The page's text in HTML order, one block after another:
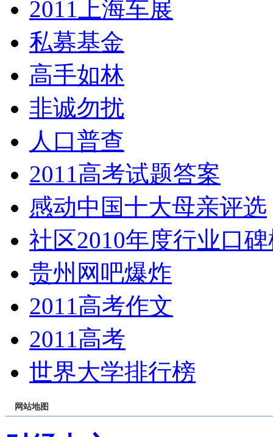
2011上海车展
私募基金
高手如林
非诚勿扰
人口普查
2011高考试题答案
感动中国十大母亲评选
社区2010年度行业口
贵州网吧爆炸
2011高考作文
2011高考
世界大学排行榜
网站地图